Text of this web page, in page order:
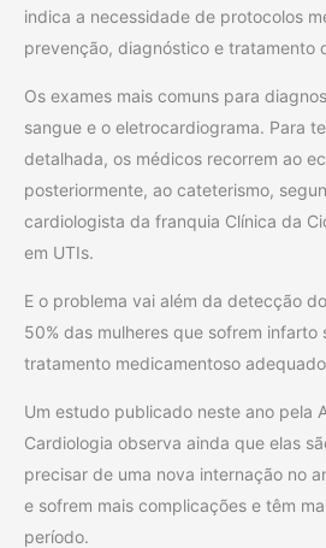
indica a necessidade de protocolos
prevenção, diagnóstico e tratamento
Os exames mais comuns para
sangue e o eletrocardiograma. Para
detalhada, os médicos recorrem ao
posteriormente, ao cateterismo,
cardiologista da franquia Clínica da
em UTIs.
E o problema vai além da detecção
50% das mulheres que sofrem infarto
tratamento medicamentoso
Um estudo publicado neste ano pela
Cardiologia observa ainda que elas
precisar de uma nova internação no
e sofrem mais complicações e têm
período.